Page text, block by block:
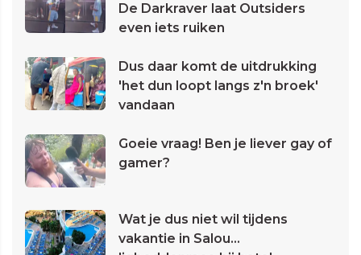
De Darkraver laat Outsiders
even iets ruiken
Dus daar komt de uitdrukking
'het dun loopt langs z'n broek'
vandaan
Goeie vraag! Ben je liever gay of
gamer?
Wat je dus niet wil tijdens
vakantie in Salou...